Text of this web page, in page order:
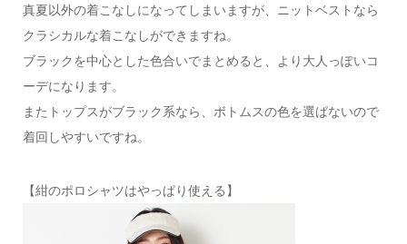
真夏以外の着こなしになってしまいますが、ニットベストなら
クラシカルな着こなしができますね。
ブラックを中心とした色合いでまとめると、より大人っぽいコ
ーデになります。
またトップスがブラック系なら、ボトムスの色を選ばないので
着回しやすいですね。
【紺のポロシャツはやっぱり使える】